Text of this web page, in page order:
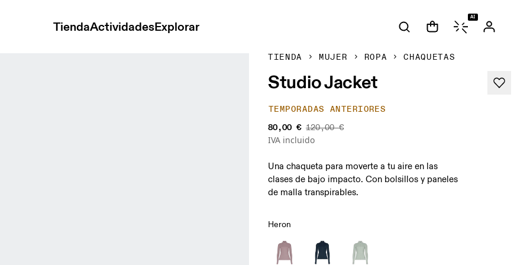
TiendaActividadesExplorar
AI
TIENDA MUJER ROPA CHAQUETAS
Studio Jacket
TEMPORADAS ANTERIORES
80,00 € 120,00 €
IVA incluido
Una chaqueta para moverte a tu aire en las
clases de bajo impacto. Con bolsillos y paneles
de malla transpirables.
Heron